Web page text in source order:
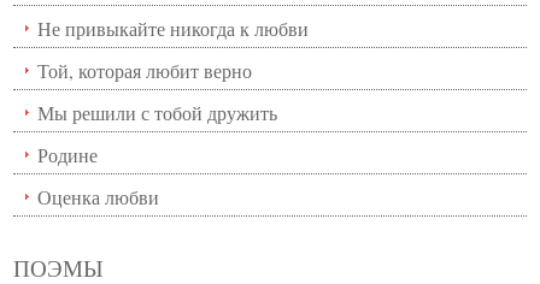
Не привыкайте никогда к любви
Той, которая любит верно
Мы решили с тобой дружить
Родине
Оценка любви
ПОЭМЫ